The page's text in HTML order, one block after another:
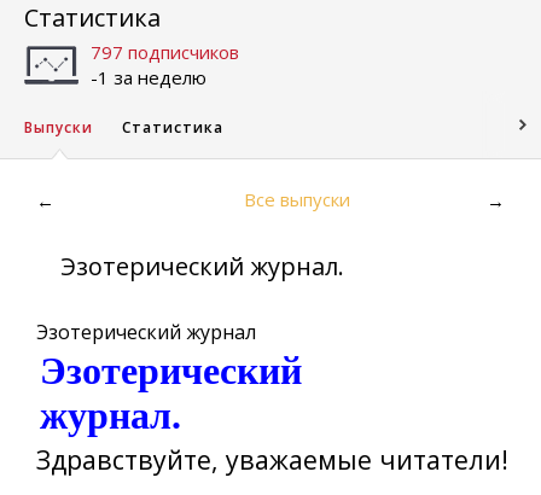
Статистика
797 подписчиков
-1 за неделю
Выпуски Статистика
← Все выпуски →
Эзотерический журнал.
Эзотерический журнал
Эзотерический
Здравствуйте, уважаемые читатели!